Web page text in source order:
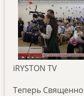
iRYSTON TV
Теперь